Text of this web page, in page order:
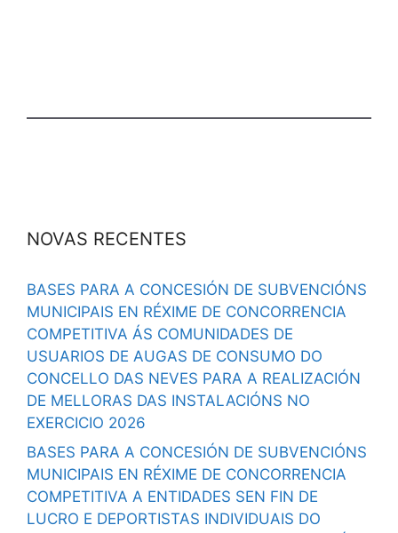
NOVAS RECENTES
BASES PARA A CONCESIÓN DE SUBVENCIÓNS
MUNICIPAIS EN RÉXIME DE CONCORRENCIA
COMPETITIVA ÁS COMUNIDADES DE
USUARIOS DE AUGAS DE CONSUMO DO
CONCELLO DAS NEVES PARA A REALIZACIÓN
DE MELLORAS DAS INSTALACIÓNS NO
EXERCICIO 2026
BASES PARA A CONCESIÓN DE SUBVENCIÓNS
MUNICIPAIS EN RÉXIME DE CONCORRENCIA
COMPETITIVA A ENTIDADES SEN FIN DE
LUCRO E DEPORTISTAS INDIVIDUAIS DO